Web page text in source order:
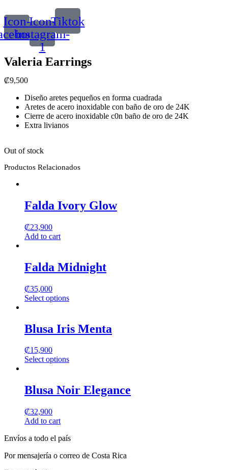
Icon-Icon-
instagram-
1
Tiktok
Valeria Earrings
₡9,500
Diseño aretes pequeños en forma cuadrada
Aretes de acero inoxidable con baño de oro de 24K
Cierre de acero inoxidable c0n baño de oro de 24K
Extra livianos
Out of stock
Productos Relacionados
Falda Ivory Glow
₡23,900
Add to cart
Falda Midnight
₡35,000
Select options
has
multiple
The
options
chosen
on
the
product
page
Blusa Iris Menta
₡15,900
Select options
has
multiple
The
options
be
chosen
on
Blusa Noir Elegance
₡32,900
Add to cart
Envíos a todo el país
Por mensajería o correo de Costa Rica